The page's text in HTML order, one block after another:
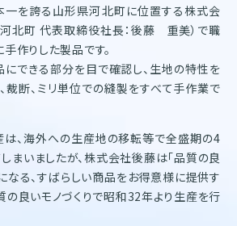
一を誇る山形県河北町に位置する株式会
河北町 代表取締役社長：後藤 重美）で職
作りした製品です。
できる部分を目で確認し、生地の特性を
裁断、ミリ単位での縫製をすべて手作業で
は、海外への生産地の移転等で全盛期の4
まいましたが、株式会社後藤は「品質の良
なる、すばらしい商品をお得意様に提供す
の良いモノづくりで昭和32年より生産を行